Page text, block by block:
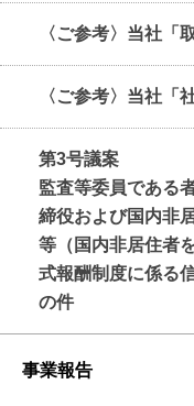
〈ご参考〉当社「
〈ご参考〉当社「
第3号議案
監査等委員である
締役および国内非
等（国内非居住者
式報酬制度に係る
の件
事業報告